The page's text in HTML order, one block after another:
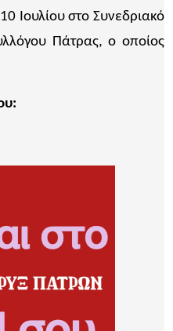
Ιουλίου στο Συνεδριακό
Πάτρας, ο οποίος